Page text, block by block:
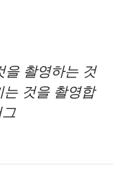
을 촬영하는 것
것을 촬영합